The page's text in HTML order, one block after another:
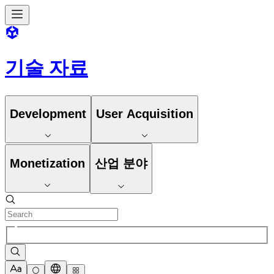
기술 자료
Development User Acquisition
Monetization 산업 분야